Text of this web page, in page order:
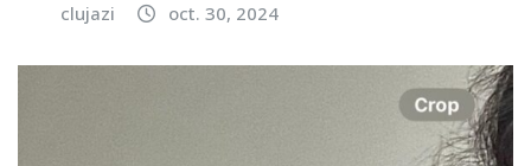
clujazi oct. 30, 2024